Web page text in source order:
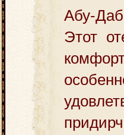
Абу-
Этот